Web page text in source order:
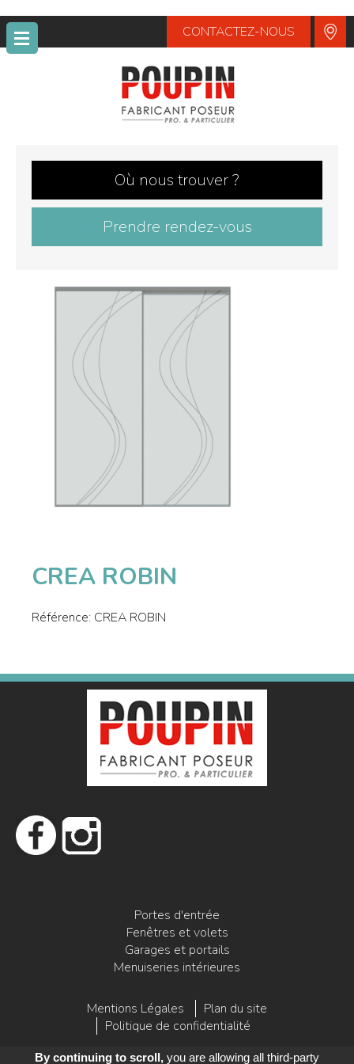
CONTACTEZ-NOUS
POUPIN
Où nous trouver ?
Prendre rendez-vous
CREA ROBIN
Référence: CREA ROBIN
Portes d'entrée
Fenêtres et volets
Garages et portails
Menuiseries intérieures
Mentions Légales
Plan du site
Politique de confidentialité
Copyright © 2018 Poupin | CréationMediapilote
By continuing to scroll,you are allowing all third-party